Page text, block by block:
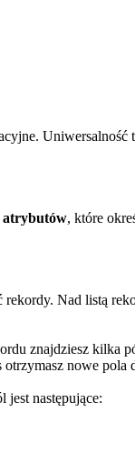
Uniwersalność
atrybutów, które
Nad listą
znajdziesz kilka
nowe pola
następujące: